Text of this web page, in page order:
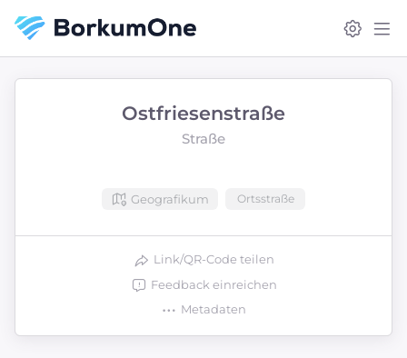
Ostfriesenstraße
Straße
Geografikum Ortsstraße
Link/QR-Code teilen
Feedback einreichen
Metadaten